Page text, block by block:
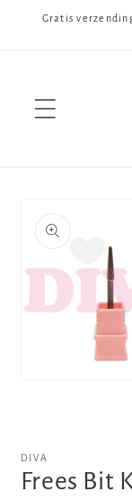
naar de
Gratis
DIVA
Frees Bit